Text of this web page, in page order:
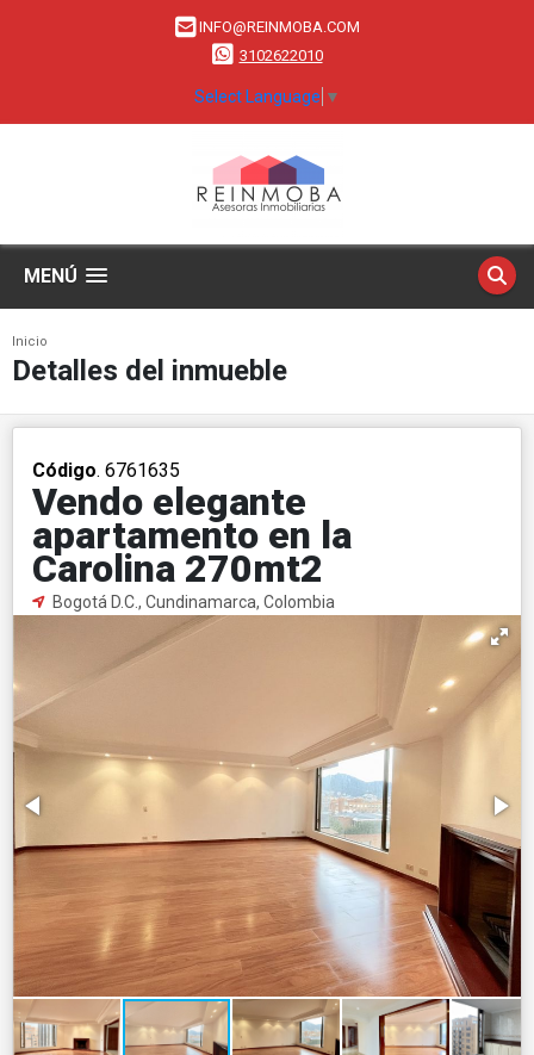
INFO@REINMOBA.COM
3102622010
Select Language ▼
MENÚ
Inicio
Detalles del inmueble
Código. 6761635
Vendo elegante
apartamento en la
Carolina 270mt2
Bogotá D.C., Cundinamarca, Colombia